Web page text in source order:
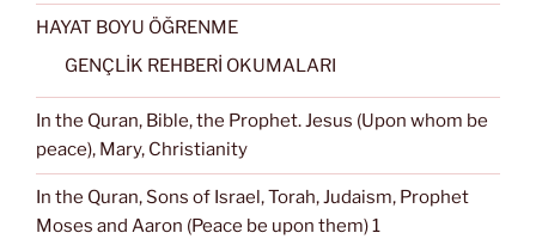
HAYAT BOYU ÖĞRENME
GENÇLİK REHBERİ OKUMALARI
In the Quran, Bible, the Prophet. Jesus (Upon whom be
peace), Mary, Christianity
In the Quran, Sons of Israel, Torah, Judaism, Prophet
Moses and Aaron (Peace be upon them) 1